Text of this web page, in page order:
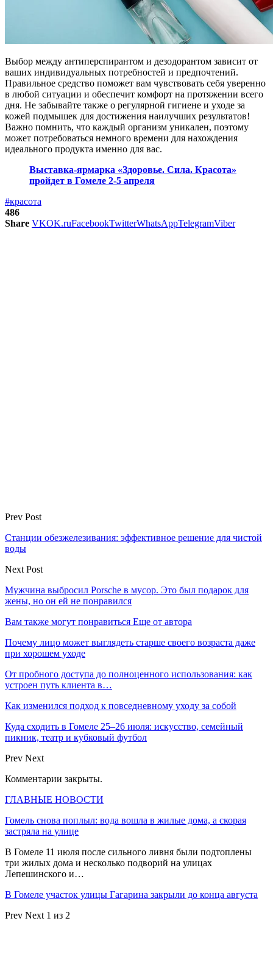
Выбор между антиперспирантом и дезодорантом зависит от
ваших индивидуальных потребностей и предпочтений.
Правильное средство поможет вам чувствовать себя уверенно
в любой ситуации и обеспечит комфорт на протяжении всего
дня. Не забывайте также о регулярной гигиене и уходе за
кожей подмышек для достижения наилучших результатов!
Важно помнить, что каждый организм уникален, поэтому
может потребоваться немного времени для нахождения
идеального продукта именно для вас.
Выставка-ярмарка «Здоровье. Сила. Красота»
пройдет в Гомеле 2-5 апреля
#красота
486
Share VKOK.ruFacebookTwitterWhatsAppTelegramViber
Prev Post
Станции обезжелезивания: эффективное решение для чистой
воды
Next Post
Мужчина выбросил Porsche в мусор. Это был подарок для
жены, но он ей не понравился
Вам также могут понравиться Еще от автора
Почему лицо может выглядеть старше своего возраста даже
при хорошем уходе
От пробного доступа до полноценного использования: как
устроен путь клиента в…
Как изменился подход к повседневному уходу за собой
Куда сходить в Гомеле 25–26 июля: искусство, семейный
пикник, театр и кубковый футбол
Prev Next
Комментарии закрыты.
ГЛАВНЫЕ НОВОСТИ
Гомель снова поплыл: вода вошла в жилые дома, а скорая
застряла на улице
В Гомеле 11 июля после сильного ливня были подтоплены
три жилых дома и несколько подворий на улицах
Лепешинского и…
В Гомеле участок улицы Гагарина закрыли до конца августа
Prev Next 1 из 2